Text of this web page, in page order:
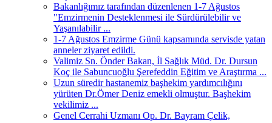
Bakanlığımız tarafından düzenlenen 1-7 Ağustos
"Emzirmenin Desteklenmesi ile Sürdürülebilir ve
Yaşanılabilir ...
1-7 Ağustos Emzirme Günü kapsamında servisde yatan
anneler ziyaret edildi.
Valimiz Sn. Önder Bakan, İl Sağlık Müd. Dr. Dursun
Koç ile Sabuncuoğlu Şerefeddin Eğitim ve Araştırma ...
Uzun süredir hastanemiz başhekim yardımcılığını
yürüten Dr.Ömer Deniz emekli olmuştur. Başhekim
vekilimiz ...
Genel Cerrahi Uzmanı Op. Dr. Bayram Çelik,